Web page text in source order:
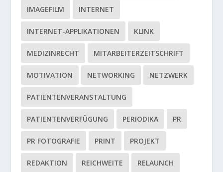
IMAGEFILM INTERNET
INTERNET-APPLIKATIONEN KLINK
MEDIZINRECHT MITARBEITERZEITSCHRIFT
MOTIVATION NETWORKING NETZWERK
PATIENTENVERANSTALTUNG
PATIENTENVERFÜGUNG PERIODIKA PR
PR FOTOGRAFIE PRINT PROJEKT
REDAKTION REICHWEITE RELAUNCH